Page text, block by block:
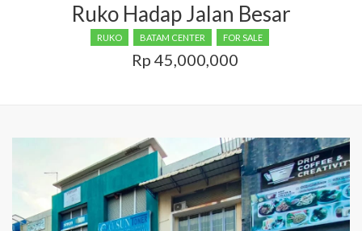
Ruko Hadap Jalan Besar
RUKO BATAM CENTER FOR SALE
Rp 45,000,000